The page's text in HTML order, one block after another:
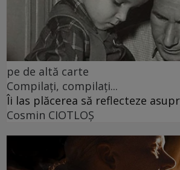
pe de altă carte
Compilați, compilați...
Îi las plăcerea să reflecteze
Cosmin CIOTLOŞ